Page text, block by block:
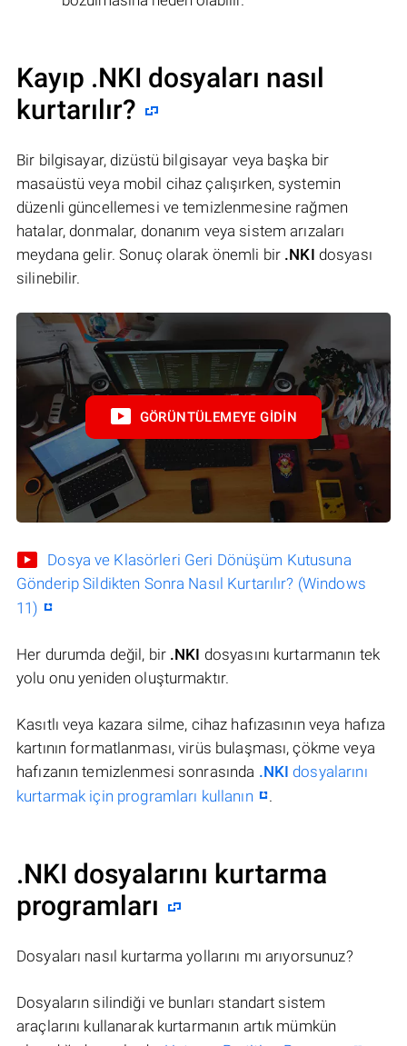
Kayıp .NKI dosyaları nasıl
kurtarılır?
Bir bilgisayar, dizüstü bilgisayar veya başka bir
masaüstü veya mobil cihaz çalışırken, systemin
düzenli güncellemesi ve temizlenmesine rağmen
hatalar, donmalar, donanım veya sistem arızaları
meydana gelir. Sonuç olarak önemli bir .NKI dosyası
silinebilir.
GÖRÜNTÜLEMEYE GIDIN
Dosya ve Klasörleri Geri Dönüşüm Kutusuna
Gönderip Sildikten Sonra Nasıl Kurtarılır? (Windows
11)
Her durumda değil, bir .NKI dosyasını kurtarmanın tek
yolu onu yeniden oluşturmaktır.
Kasıtlı veya kazara silme, cihaz hafızasının veya hafıza
kartının formatlanması, virüs bulaşması, çökme veya
hafızanın temizlenmesi sonrasında .NKI dosyalarını
kurtarmak için programları kullanın
.
.NKI dosyalarını kurtarma
programları
Dosyaları nasıl kurtarma yollarını mı arıyorsunuz?
Dosyaların silindiği ve bunları standart sistem
araçlarını kullanarak kurtarmanın artık mümkün